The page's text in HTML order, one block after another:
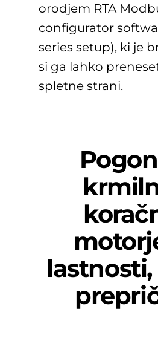
orodjem RTA
configurator
series setup), ki je
si ga lahko
spletne strani.
lastnosti,